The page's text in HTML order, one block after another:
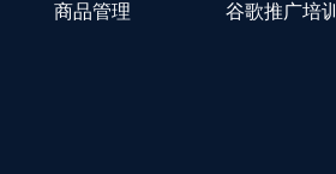
商品管理 谷歌推广培训